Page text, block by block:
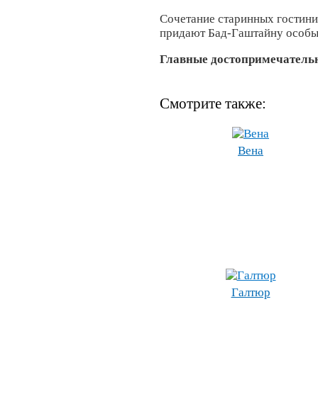
Сочетание старинных
придают Бад-Гаштайну
Главные
Смотрите также:
Вена
Галтюр